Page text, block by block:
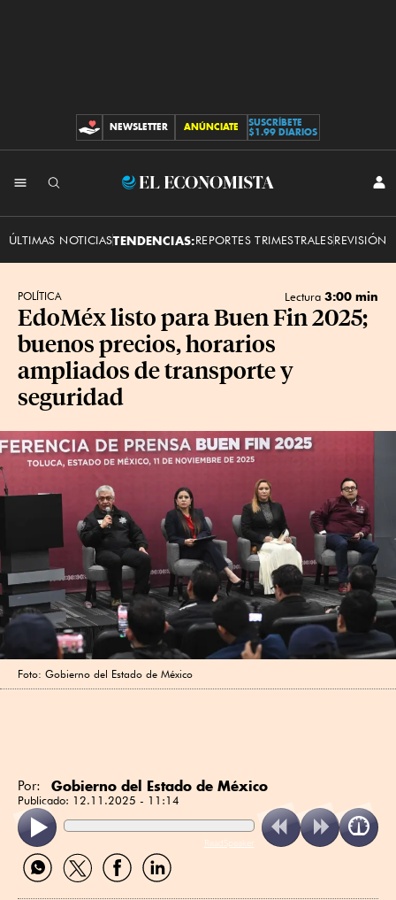
CONTRIBUCIONES
NEWSLETTER ANÚNCIATE
SUSCRÍBETE
$1.99 DIARIOS
El
ÚLTIMAS NOTICIASTENDENCIAS:REPORTES TRIMESTRALESREVISIÓN
POLÍTICA Lectura 3:00 min
EdoMéx listo para Buen Fin 2025;
buenos precios, horarios
ampliados de transporte y
seguridad
Foto: Gobierno del Estado de México
Por: Gobierno del Estado de México
Publicado: 12.11.2025 - 11:14
ReadSpeaker
Compartir
por
Compartir
por
Compartir
por
Compartir
por